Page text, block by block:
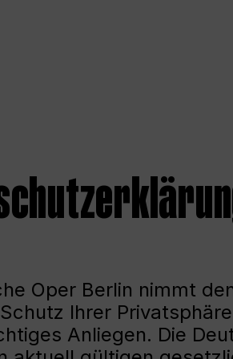
Oper Berlin nimmt
Ihrer
Anliegen. Die